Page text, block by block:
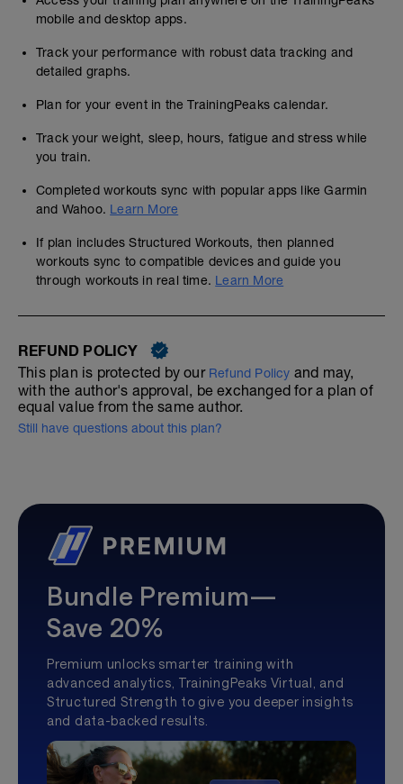
mobile and desktop apps.
Track your performance with robust data tracking and
detailed graphs.
Plan for your event in the TrainingPeaks calendar.
Track your weight, sleep, hours, fatigue and stress while
you train.
Completed workouts sync with popular apps like Garmin
and Wahoo. Learn More
If plan includes Structured Workouts, then planned
workouts sync to compatible devices and guide you
through workouts in real time. Learn More
REFUND POLICY
This plan is protected by our Refund Policy and may,
with the author's approval, be exchanged for a plan of
equal value from the same author.
Still have questions about this plan?
Bundle Premium—
Save 20%
Premium unlocks smarter training with
advanced analytics, TrainingPeaks Virtual, and
Structured Strength to give you deeper insights
and data-backed results.